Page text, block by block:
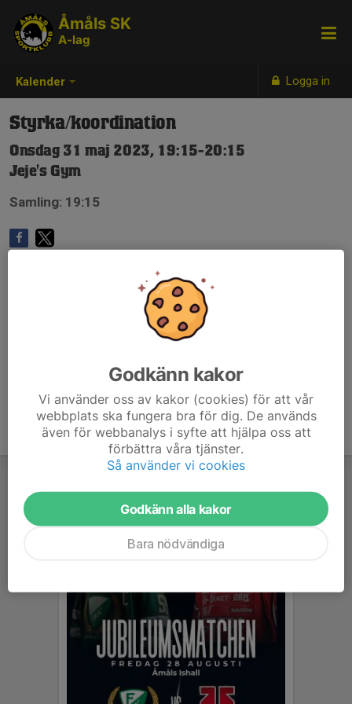
Kalender Logga in
Åmåls SK
A-lag
Styrka/koordination
Onsdag 31 maj 2023, 19:15-20:15
Jeje's Gym
Samling: 19:15
Godkänn kakor
Vi använder oss av kakor (cookies) för att vår
webbplats ska fungera bra för dig. De används
även för webbanalys i syfte att hjälpa oss att
förbättra våra tjänster.
Så använder vi cookies
Godkänn alla kakor
Bara nödvändiga